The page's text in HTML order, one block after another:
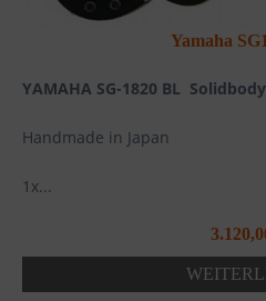
Yamaha
YAMAHA SG-1820 BL
Handmade in Japan
1x...